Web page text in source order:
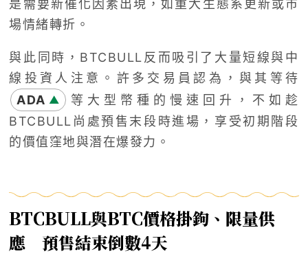
是需要新催化因素出現，如重大生態系更新或市
場情緒轉折。
與此同時，BTCBULL反而吸引了大量短線與中
線投資人注意。許多交易員認為，與其等待
ADA ▲
等大型幣種的慢速回升，不如趁
BTCBULL尚處預售末段時進場，享受初期階段
的價值窪地與潛在爆發力。
BTCBULL與BTC價格掛鉤、限量供
應 預售結束倒數4天